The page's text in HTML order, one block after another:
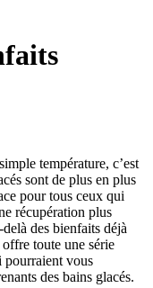
température, c’est
sont de plus en plus
pour tous ceux qui
récupération plus
des bienfaits déjà
toute une série
pourraient vous
des bains glacés.